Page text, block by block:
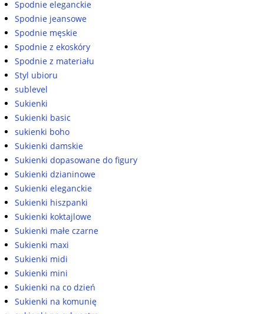
Spodnie eleganckie
Spodnie jeansowe
Spodnie męskie
Spodnie z ekoskóry
Spodnie z materiału
Styl ubioru
sublevel
Sukienki
Sukienki basic
sukienki boho
Sukienki damskie
Sukienki dopasowane do figury
Sukienki dzianinowe
Sukienki eleganckie
Sukienki hiszpanki
Sukienki koktajlowe
Sukienki małe czarne
Sukienki maxi
Sukienki midi
Sukienki mini
Sukienki na co dzień
Sukienki na komunię